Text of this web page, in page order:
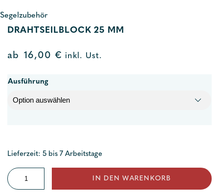
Segelzubehör
DRAHTSEILBLOCK 25 MM
ab 16,00 € inkl. Ust.
Ausführung
Lieferzeit: 5 bis 7 Arbeitstage
Drahtseilblock
25
IN DEN WARENKORB